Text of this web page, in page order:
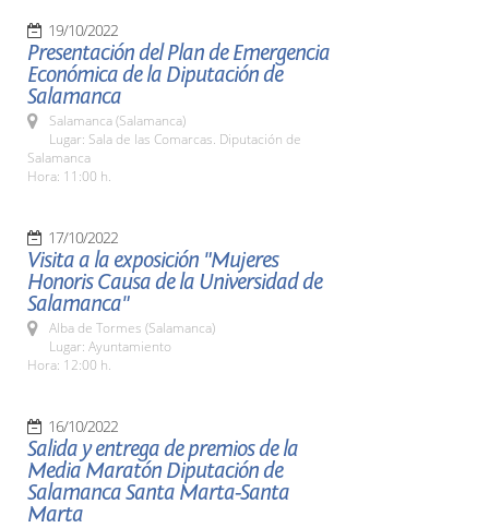
19/10/2022
Presentación del Plan de Emergencia
Económica de la Diputación de
Salamanca
Salamanca (Salamanca)
Lugar: Sala de las Comarcas. Diputación de
Salamanca
Hora: 11:00 h.
17/10/2022
Visita a la exposición "Mujeres
Honoris Causa de la Universidad de
Salamanca"
Alba de Tormes (Salamanca)
Lugar: Ayuntamiento
Hora: 12:00 h.
16/10/2022
Salida y entrega de premios de la
Media Maratón Diputación de
Salamanca Santa Marta-Santa
Marta